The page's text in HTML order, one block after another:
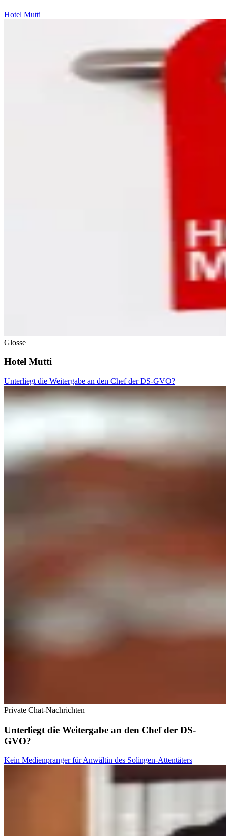
Hotel Mutti
Glosse
Hotel Mutti
Unterliegt die Weitergabe an den Chef der DS-GVO?
Private Chat-Nachrichten
Unterliegt die Weitergabe an den Chef der DS-
GVO?
Kein Medienpranger für Anwältin des Solingen-Attentäters